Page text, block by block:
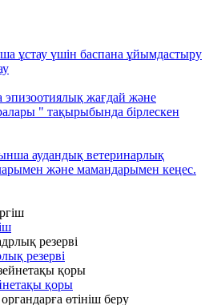
ұстау үшін баспана ұйымдастыру
жағдай және
" тақырыбында бірлескен
аудандық ветеринарлық
және мамандарымен кеңес.
резерві
қоры